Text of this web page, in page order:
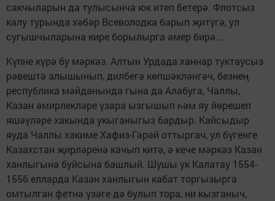
сакчыларын да тулысынча юк итеп бетерә. Флотсыз
калу турында хәбәр Всеволодка барып җитүгә, ул
сугышчыларына кире борылырга әмер бирә...
Күпне күрә бу мәркәз. Алтын Урдада ханнар туктаусыз
рәвештә алышынып, дилбегә көпшәкләнгәч, безнең
республика мәйданында гына да Алабуга, Чаллы,
Казан әмирлекләре үзара ызгышып һәм яу йөрешеп
яшәүләре хакында укыганыгыз бардыр. Кайсыдыр
яуда Чаллы хакиме Хафиз-Гәрәй оттыргач, ул бүгенге
Казахстан җирләренә качып китә, ә кече мәркәз Казан
ханлыгына буйсына башлый. Шушы ук Калатау 1554-
1556 елларда Казан ханлыгын кабат торгызырга
омтылган фетнә үзәге дә булып тора, ни кызганыч,